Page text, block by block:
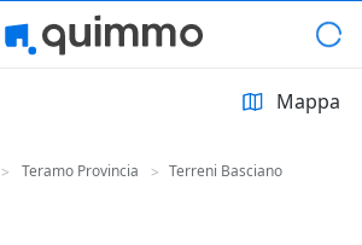
Mappa
> Teramo Provincia > Terreni Basciano